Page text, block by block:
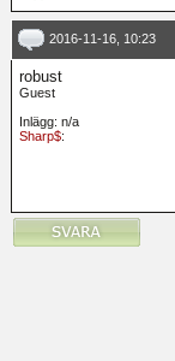
2016-11-16, 10:23
robust
Guest
Inlägg: n/a
Sharp$: